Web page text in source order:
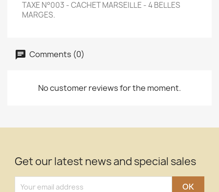
TAXE N°003 - CACHET MARSEILLE - 4 BELLES
MARGES.
Comments (0)
No customer reviews for the moment.
Get our latest news and special sales